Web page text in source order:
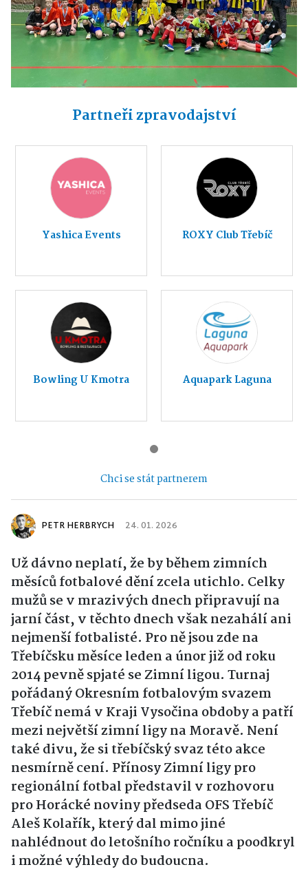
Partneři zpravodajství
Yashica Events ROXY Club Třebíč
Bowling U Kmotra Aquapark Laguna
Chci se stát partnerem
PETR HERBRYCH 24. 01. 2026
Už dávno neplatí, že by během zimních
měsíců fotbalové dění zcela utichlo. Celky
mužů se v mrazivých dnech připravují na
jarní část, v těchto dnech však nezahálí ani
nejmenší fotbalisté. Pro ně jsou zde na
Třebíčsku měsíce leden a únor již od roku
2014 pevně spjaté se Zimní ligou. Turnaj
pořádaný Okresním fotbalovým svazem
Třebíč nemá v Kraji Vysočina obdoby a patří
mezi největší zimní ligy na Moravě. Není
také divu, že si třebíčský svaz této akce
nesmírně cení. Přínosy Zimní ligy pro
regionální fotbal představil v rozhovoru
pro Horácké noviny předseda OFS Třebíč
Aleš Kolařík, který dal mimo jiné
nahlédnout do letošního ročníku a poodkryl
i možné výhledy do budoucna.